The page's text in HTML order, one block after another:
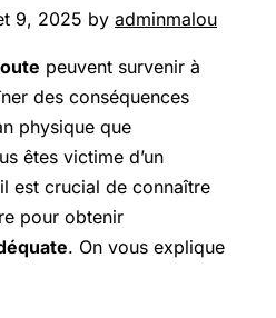
9, 2025 by adminmalou
peuvent survenir à
des conséquences
physique que
êtes victime d’un
est crucial de connaître
pour obtenir
. On vous explique